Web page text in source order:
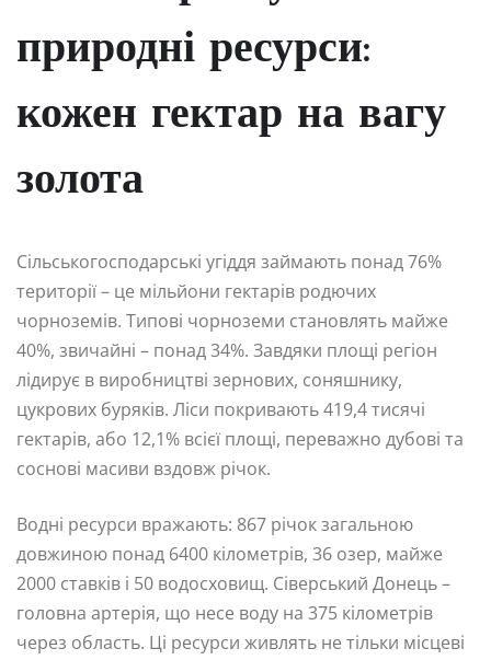
природні ресурси:
кожен гектар на вагу
золота
Сільськогосподарські угіддя займають понад 76%
території – це мільйони гектарів родючих
чорноземів. Типові чорноземи становлять майже
40%, звичайні – понад 34%. Завдяки площі регіон
лідирує в виробництві зернових, соняшнику,
цукрових буряків. Ліси покривають 419,4 тисячі
гектарів, або 12,1% всієї площі, переважно дубові та
соснові масиви вздовж річок.
Водні ресурси вражають: 867 річок загальною
довжиною понад 6400 кілометрів, 36 озер, майже
2000 ставків і 50 водосховищ. Сіверський Донець –
головна артерія, що несе воду на 375 кілометрів
через область. Ці ресурси живлять не тільки місцеві